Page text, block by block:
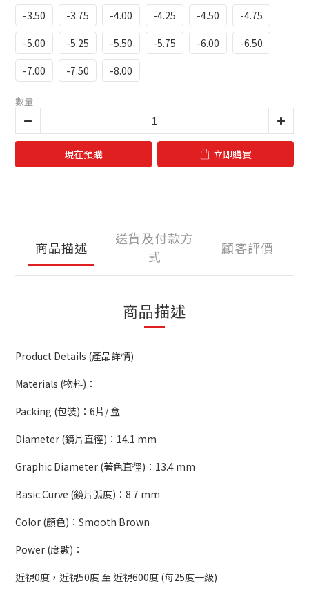
-3.50
-3.75 -4.00 -4.25 -4.50
-4.75
-5.00
-5.25 -5.50 -5.75 -6.00
-6.50
-7.00
-7.50 -8.00
數量
現在預購 立即購買
商品描述
送貨及付款方
式
顧客評價
商品描述
Product Details (產品詳情)
Materials (物料)：
Packing (包裝)：6片/盒
Diameter (鏡片直徑)： 14.1 mm
Graphic Diameter (著色直徑)：13.4 mm
Basic Curve (鏡片弧度)： 8.7 mm
Color (顏色)：Smooth Brown
Power (度數)：
近視0度， 近視50度至 近視600度 (每25度一級)